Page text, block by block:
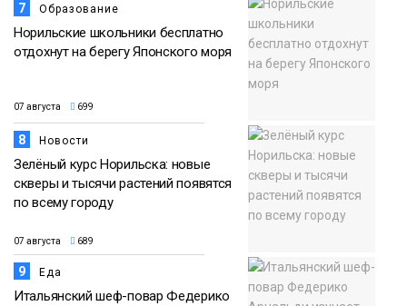
7 Образование
Норильские школьники бесплатно
отдохнут на берегу Японского моря
07 августа 699
8 Новости
Зелёный курс Норильска: новые
скверы и тысячи растений появятся
по всему городу
07 августа 689
9 Еда
Итальянский шеф-повар Федерико